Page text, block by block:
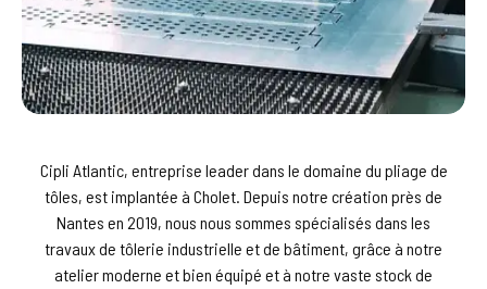
Cipli Atlantic, entreprise leader dans le domaine du pliage de
tôles, est implantée à Cholet. Depuis notre création près de
Nantes en 2019, nous nous sommes spécialisés dans les
travaux de tôlerie industrielle et de bâtiment, grâce à notre
atelier moderne et bien équipé et à notre vaste stock de